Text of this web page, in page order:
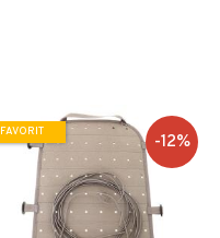
12%
FAVORIT